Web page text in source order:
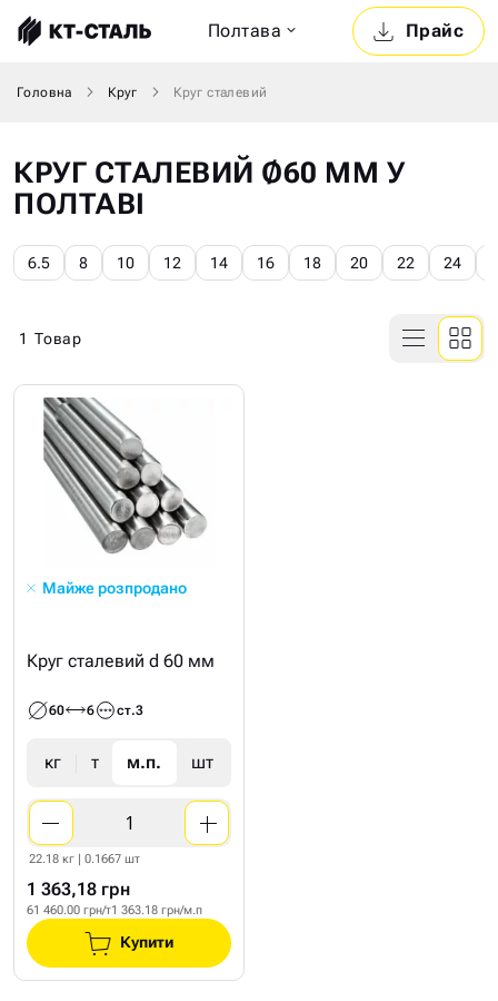
Прайс
Полтава
Головна Круг Круг сталевий
КРУГ СТАЛЕВИЙ Ø60 ММ У
ПОЛТАВІ
6.5 8 10 12 14 16 18 20 22 24
1 Товар
Майже розпродано
Круг сталевий d 60 мм
60 6 ст.3
кг т м.п. шт
22.18 кг | 0.1667 шт
1 363,18 грн
61 460.00 грн/т1 363.18 грн/м.п
Купити